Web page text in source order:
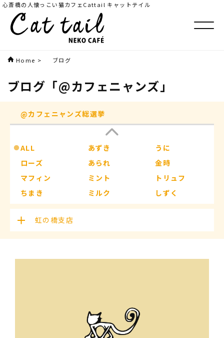
心斎橋の人懐っこい猫カフェCattail キャットテイル
Home > ブログ
ブログ 「@カフェニャンズ」
@カフェニャンズ総選挙
ALL あずき
うに
ローズ
あられ
金時
マフィン
ミント
トリュフ
ちまき
ミルク
しずく
もなか
つくし
ラムネ
コロン
ジャスミン
こむぎ
くるみ
虹の橋支店